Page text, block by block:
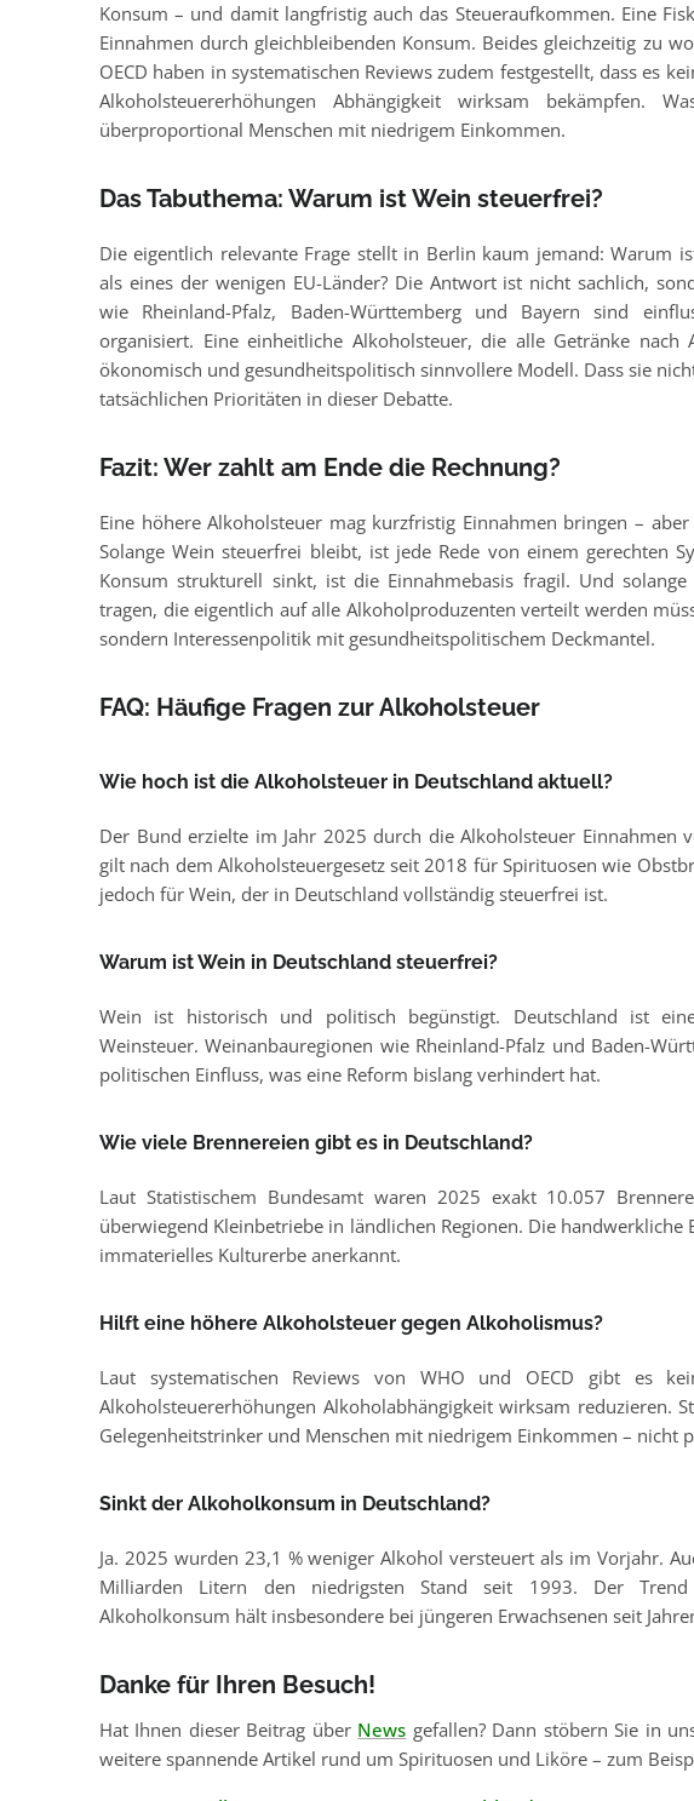
Konsum – und damit langfristig auch das Steueraufkommen. Eine
Einnahmen durch gleichbleibenden Konsum. Beides gleichzeitig zu
OECD haben in systematischen Reviews zudem festgestellt, dass es
Alkoholsteuererhöhungen Abhängigkeit wirksam bekämpfen.
überproportional Menschen mit niedrigem Einkommen.
Das Tabuthema: Warum ist Wein steuerfrei?
Die eigentlich relevante Frage stellt in Berlin kaum jemand: Warum
als eines der wenigen EU-Länder? Die Antwort ist nicht sachlich,
wie Rheinland-Pfalz, Baden-Württemberg und Bayern sind
organisiert. Eine einheitliche Alkoholsteuer, die alle Getränke nach
ökonomisch und gesundheitspolitisch sinnvollere Modell. Dass sie
tatsächlichen Prioritäten in dieser Debatte.
Fazit: Wer zahlt am Ende die Rechnung?
Eine höhere Alkoholsteuer mag kurzfristig Einnahmen bringen –
Solange Wein steuerfrei bleibt, ist jede Rede von einem gerechten
Konsum strukturell sinkt, ist die Einnahmebasis fragil. Und
tragen, die eigentlich auf alle Alkoholproduzenten verteilt werden
sondern Interessenpolitik mit gesundheitspolitischem Deckmantel.
FAQ: Häufige Fragen zur Alkoholsteuer
Wie hoch ist die Alkoholsteuer in Deutschland aktuell?
Der Bund erzielte im Jahr 2025 durch die Alkoholsteuer Einnahmen
gilt nach dem Alkoholsteuergesetz seit 2018 für Spirituosen wie
jedoch für Wein, der in Deutschland vollständig steuerfrei ist.
Warum ist Wein in Deutschland steuerfrei?
Wein ist historisch und politisch begünstigt. Deutschland ist
Weinsteuer. Weinanbauregionen wie Rheinland-Pfalz und Baden-
politischen Einfluss, was eine Reform bislang verhindert hat.
Wie viele Brennereien gibt es in Deutschland?
Laut Statistischem Bundesamt waren 2025 exakt 10.057
überwiegend Kleinbetriebe in ländlichen Regionen. Die handwerkliche
immaterielles Kulturerbe anerkannt.
Hilft eine höhere Alkoholsteuer gegen Alkoholismus?
Laut systematischen Reviews von WHO und OECD gibt es
Alkoholsteuererhöhungen Alkoholabhängigkeit wirksam reduzieren.
Gelegenheitstrinker und Menschen mit niedrigem Einkommen – nicht
Sinkt der Alkoholkonsum in Deutschland?
Ja. 2025 wurden 23,1 % weniger Alkohol versteuert als im Vorjahr.
Milliarden Litern den niedrigsten Stand seit 1993. Der
Alkoholkonsum hält insbesondere bei jüngeren Erwachsenen seit
Danke für Ihren Besuch!
Hat Ihnen dieser Beitrag über News gefallen? Dann stöbern Sie in
weitere spannende Artikel rund um Spirituosen und Liköre – zum